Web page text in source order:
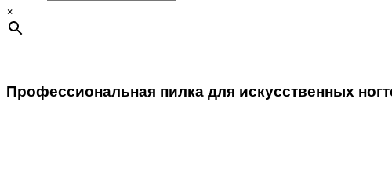
×
Профессиональная пилка для искусственных